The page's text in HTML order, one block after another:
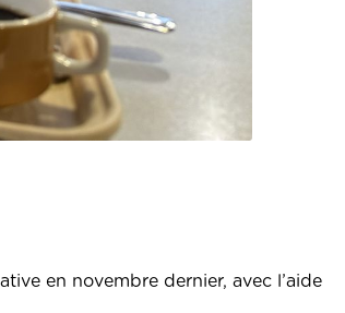
en novembre dernier, avec l’aide